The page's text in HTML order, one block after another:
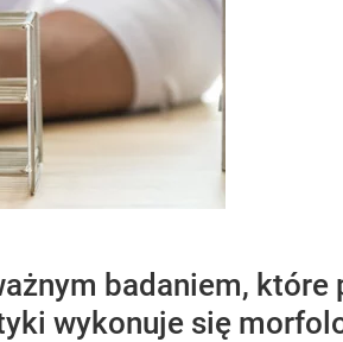
badaniem, które
wykonuje się